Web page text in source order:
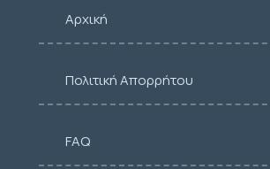
Αρχική
Πολιτική Απορρήτου
FAQ